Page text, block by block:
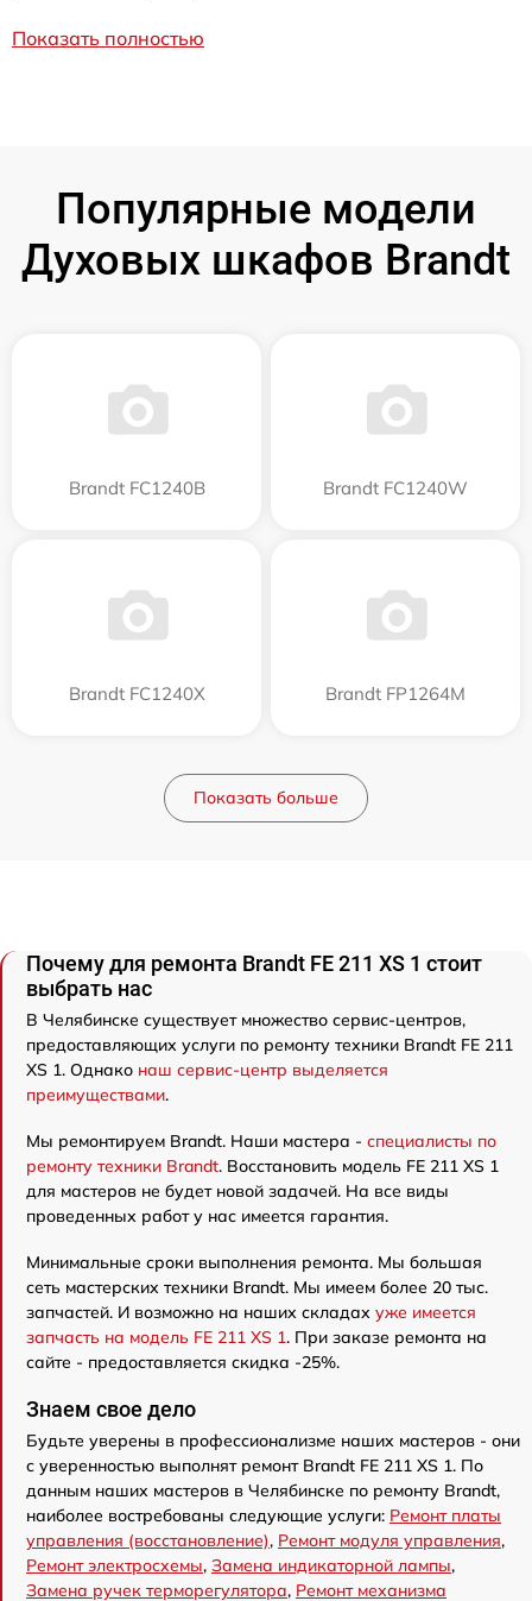
Показать полностью
Популярные модели
Духовых шкафов Brandt
Brandt FC1240B Brandt FC1240W
Brandt FC1240X Brandt FP1264M
Показать больше
Почему для ремонта Brandt FE 211 XS 1 стоит
выбрать нас
В Челябинске существует множество сервис-центров,
предоставляющих услуги по ремонту техники Brandt FE 211
XS 1. Однако наш сервис-центр выделяется
преимуществами.
Мы ремонтируем Brandt. Наши мастера - специалисты по
ремонту техники Brandt. Восстановить модель FE 211 XS 1
для мастеров не будет новой задачей. На все виды
проведенных работ у нас имеется гарантия.
Минимальные сроки выполнения ремонта. Мы большая
сеть мастерских техники Brandt. Мы имеем более 20 тыс.
запчастей. И возможно на наших складах уже имеется
запчасть на модель FE 211 XS 1. При заказе ремонта на
сайте - предоставляется скидка -25%.
Знаем свое дело
Будьте уверены в профессионализме наших мастеров - они
с уверенностью выполнят ремонт Brandt FE 211 XS 1. По
данным наших мастеров в Челябинске по ремонту Brandt,
наиболее востребованы следующие услуги: Ремонт платы
управления (восстановление), Ремонт модуля управления,
Ремонт электросхемы, Замена индикаторной лампы,
Замена ручек терморегулятора, Ремонт механизма